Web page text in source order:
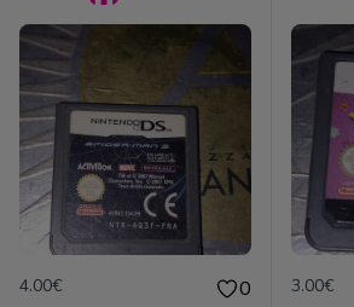
4.00€ 0 3.00€